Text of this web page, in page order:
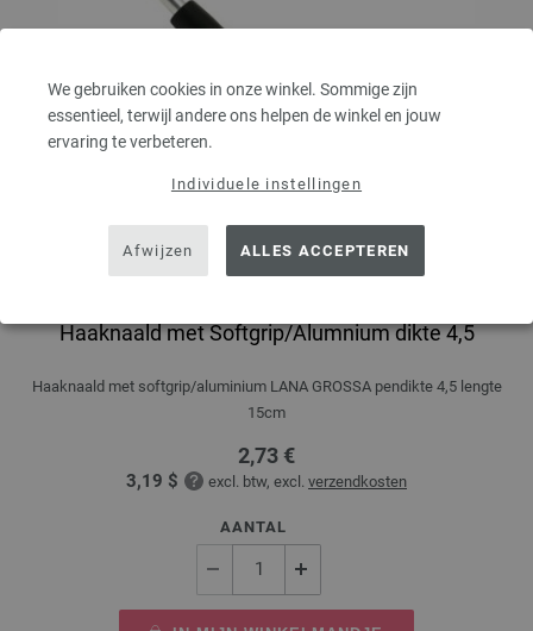
We gebruiken cookies in onze winkel. Sommige zijn
essentieel, terwijl andere ons helpen de winkel en jouw
ervaring te verbeteren.
Individuele instellingen
Afwijzen ALLES ACCEPTEREN
Haaknaald met Softgrip/Alumnium dikte 4,5
Haaknaald met softgrip/aluminium LANA GROSSA pendikte 4,5 lengte
15cm
2,73 €
3,19 $ excl. btw, excl. verzendkosten
AANTAL